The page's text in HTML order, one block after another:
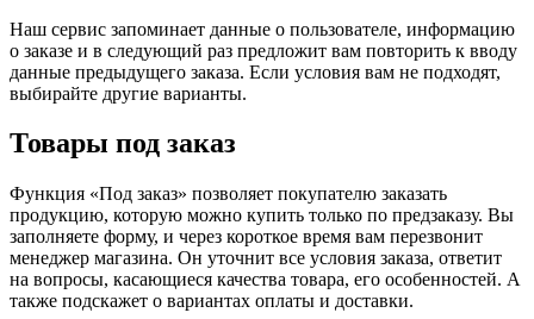
Наш сервис запоминает данные о пользователе, информацию
о заказе и в следующий раз предложит вам повторить к вводу
данные предыдущего заказа. Если условия вам не подходят,
выбирайте другие варианты.
Товары под заказ
Функция «Под заказ» позволяет покупателю заказать
продукцию, которую можно купить только по предзаказу. Вы
заполняете форму, и через короткое время вам перезвонит
менеджер магазина. Он уточнит все условия заказа, ответит
на вопросы, касающиеся качества товара, его особенностей. А
также подскажет о вариантах оплаты и доставки.